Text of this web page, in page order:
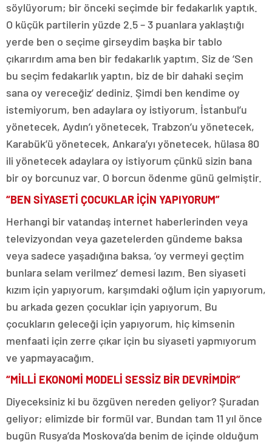
söylüyorum; bir önceki seçimde bir fedakarlık yaptık.
O küçük partilerin yüzde 2.5 – 3 puanlara yaklaştığı
yerde ben o seçime girseydim başka bir tablo
çıkarırdım ama ben bir fedakarlık yaptım. Siz de ‘Sen
bu seçim fedakarlık yaptın, biz de bir dahaki seçim
sana oy vereceğiz’ dediniz. Şimdi ben kendime oy
istemiyorum, ben adaylara oy istiyorum. İstanbul’u
yönetecek, Aydın’ı yönetecek, Trabzon’u yönetecek,
Karabük’ü yönetecek, Ankara’yı yönetecek, hülasa 80
ili yönetecek adaylara oy istiyorum çünkü sizin bana
bir oy borcunuz var. O borcun ödenme günü gelmiştir.
“BEN SİYASETİ ÇOCUKLAR İÇİN YAPIYORUM”
Herhangi bir vatandaş internet haberlerinden veya
televizyondan veya gazetelerden gündeme baksa
veya sadece yaşadığına baksa, ‘oy vermeyi geçtim
bunlara selam verilmez’ demesi lazım. Ben siyaseti
kızım için yapıyorum, karşımdaki oğlum için yapıyorum,
bu arkada gezen çocuklar için yapıyorum. Bu
çocukların geleceği için yapıyorum, hiç kimsenin
menfaati için zerre çıkar için bu siyaseti yapmıyorum
ve yapmayacağım.
“MİLLİ EKONOMİ MODELİ SESSİZ BİR DEVRİMDİR”
Diyeceksiniz ki bu özgüven nereden geliyor? Şuradan
geliyor; elimizde bir formül var. Bundan tam 11 yıl önce
bugün Rusya’da Moskova’da benim de içinde olduğum